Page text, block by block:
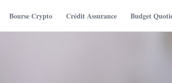
Bourse Crypto Crédit Assurance Budget